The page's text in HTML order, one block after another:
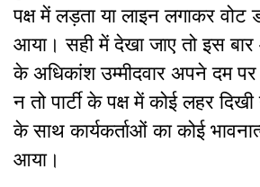
पक्ष में लड़ता या लाइन लगाकर वोट
आया। सही में देखा जाए तो इस बार
के अधिकांश उम्मीदवार अपने दम
न तो पार्टी के पक्ष में कोई लहर
के साथ कार्यकर्ताओं का कोई
आया।